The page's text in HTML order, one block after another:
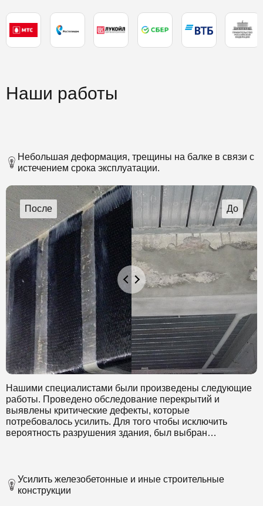
Наши работы
Небольшая деформация, трещины на балке в связи с
истечением срока эксплуатации.
Нашими специалистами были произведены следующие
работы. Проведено обследование перекрытий и
выявлены критические дефекты, которые
потребовалось усилить. Для того чтобы исключить
вероятность разрушения здания, был выбран
Усилить железобетонные и иные строительные
конструкции